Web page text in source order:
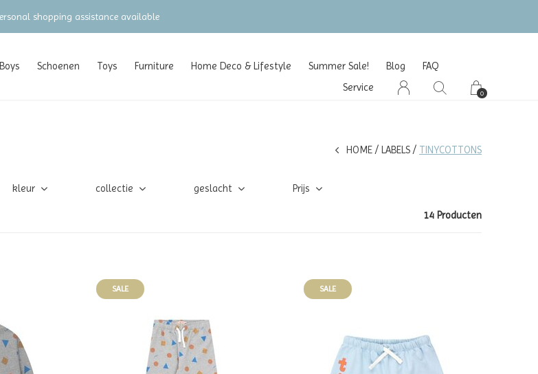
Boys Schoenen Toys Furniture Home Deco & Lifestyle Summer Sale! Blog
FAQ
Service
0
gratis verzending vanaf €100 (NL/BE/DE)
HOME LABELS TINYCOTTONS
kleur collectie geslacht Prijs
14 Producten
SALE SALE